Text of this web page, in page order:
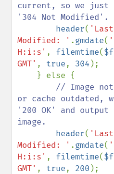
current, so we just
'304 Not Modified'.
header(
Modified: ' .gmdate(
H:i:s' , filemtime(
GMT' , true, 304 );
// Image not
or cache outdated,
'200 OK' and output
image.
header(
Modified: ' .gmdate(
H:i:s' , filemtime(
GMT' , true, 200 );